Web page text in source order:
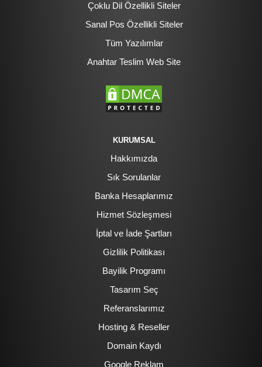
Çoklu Dil Özellikli Siteler
Sanal Pos Özellikli Siteler
Tüm Yazılımlar
Anahtar Teslim Web Site
KURUMSAL
Hakkımızda
Sık Sorulanlar
Banka Hesaplarımız
Hizmet Sözleşmesi
İptal ve İade Şartları
Gizlilik Politikası
Bayilik Programı
Tasarım Seç
Referanslarımız
Hosting & Reseller
Domain Kaydı
Google Reklam